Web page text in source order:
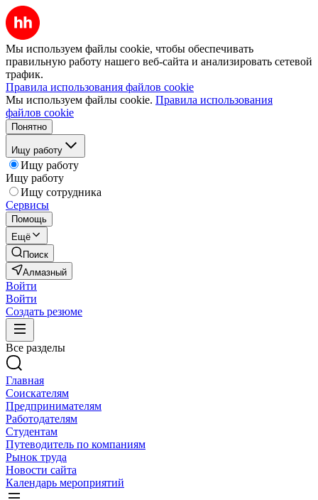
Мы используем файлы cookie, чтобы обеспечивать
правильную работу нашего веб-сайта и анализировать сетевой
трафик.
Правила использования файлов cookie
Мы используем файлы cookie. Правила использования
файлов cookie
Понятно
Ищу работу
Ищу работу
Ищу работу
Ищу сотрудника
Сервисы
Помощь
Ещё
Поиск
Алмазный
Войти
Войти
Создать резюме
Все разделы
Главная
Соискателям
Предпринимателям
Работодателям
Студентам
Путеводитель по компаниям
Рынок труда
Новости сайта
Календарь мероприятий